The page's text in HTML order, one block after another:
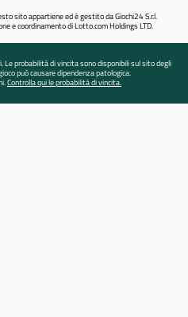
sito appartiene ed è gestito da Giochi24 S.r.l.
e coordinamento di Lotto.com Holdings LTD.
probabilità di vincita sono disponibili sul sito degli
può causare dipendenza patologica.
Controlla qui le probabilità di vincita.